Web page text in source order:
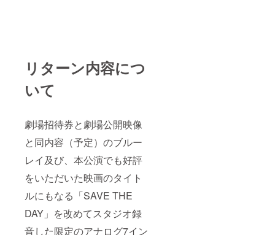
リターン内容につ
いて
劇場招待券と劇場公開映像
と同内容（予定）のブルー
レイ及び、本公演でも好評
をいただいた映画のタイト
ルにもなる「SAVE THE
DAY」を改めてスタジオ録
音した限定のアナログ7イン